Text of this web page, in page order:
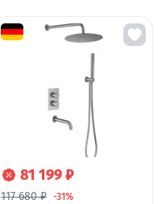
81 199 ₽
117 680 ₽ -31%